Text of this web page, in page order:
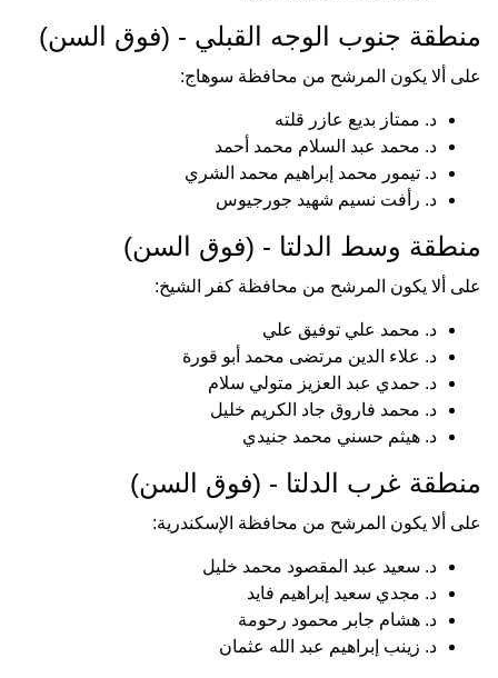
منطقة جنوب الوجه القبلي - (فوق السن)
على ألا يكون المرشح من محافظة سوهاج:
د. ممتاز بديع عازر قلته
د. محمد عبد السلام محمد أحمد
د. تيمور محمد إبراهيم محمد الشري
د. رأفت نسيم شهيد جورجيوس
منطقة وسط الدلتا - (فوق السن)
على ألا يكون المرشح من محافظة كفر الشيخ:
د. محمد علي توفيق علي
د. علاء الدين مرتضى محمد أبو قورة
د. حمدي عبد العزيز متولي سلام
د. محمد فاروق جاد الكريم خليل
د. هيثم حسني محمد جنيدي
منطقة غرب الدلتا - (فوق السن)
على ألا يكون المرشح من محافظة الإسكندرية:
د. سعيد عبد المقصود محمد خليل
د. مجدي سعيد إبراهيم فايد
د. هشام جابر محمود رحومة
د. زينب إبراهيم عبد الله عثمان